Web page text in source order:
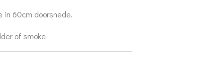
in 60cm doorsnede.
of smoke